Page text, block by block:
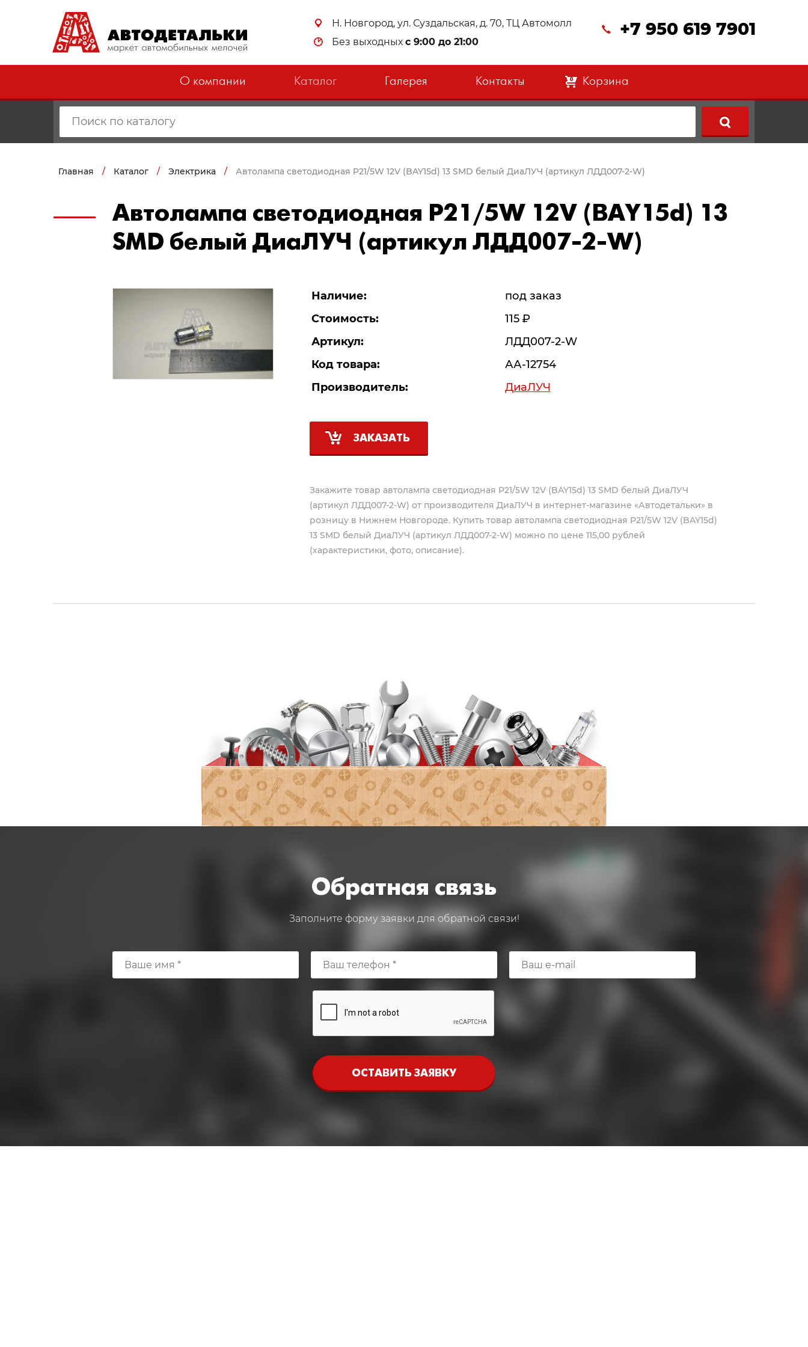
Н. Новгород, ул. Суздальская, д. 70, ТЦ Автомолл
Без выходных с 9:00 до 21:00
+7 950 619 7901
О компании Каталог Галерея Контакты 0 Корзина
Главная / Каталог / Электрика / Автолампа светодиодная P21/5W 12V (BAY15d) 13 SMD белый ДиаЛУЧ (артикул ЛДД007-2-W)
Автолампа светодиодная P21/5W 12V (BAY15d) 13
SMD белый ДиаЛУЧ (артикул ЛДД007-2-W)
Наличие:
под заказ
Стоимость:
115 Р
Артикул:
ЛДД007-2-W
Код товара:
АА-12754
Производитель:
ДиаЛУЧ
ЗАКАЗАТЬ
Закажите товар автолампа светодиодная P21/5W 12V (BAY15d) 13 SMD белый ДиаЛУЧ
(артикул ЛДД007-2-W) от производителя ДиаЛУЧ в интернет-магазине «Автодетальки» в
розницу в Нижнем Новгороде. Купить товар автолампа светодиодная P21/5W 12V (BAY15d)
13 SMD белый ДиаЛУЧ (артикул ЛДД007-2-W) можно по цене 115,00 рублей
(характеристики, фото, описание).
Обратная связь
Заполните форму заявки для обратной связи!
ОСТАВИТЬ ЗАЯВКУ